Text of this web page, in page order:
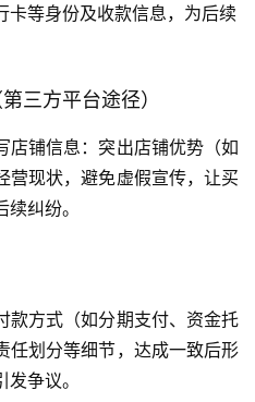
卡等身份及收款信息，为后续
三方平台途径）
店铺信息：突出店铺优势（如
营现状，避免虚假宣传，让买
纠纷。
款方式（如分期支付、资金托
任划分等细节，达成一致后形
争议。